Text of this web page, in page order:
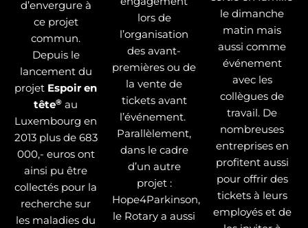
d’envergure à
ce projet
commun.
Depuis le
lancement du
projet Espoir en
tête® au
Luxembourg en
2013 plus de 683
000,- euros ont
ainsi pu être
collectés pour la
recherche sur
les maladies du
lors de
l’organisation
des avant-
premières ou de
la vente de
tickets avant
l’événement.
Parallèlement,
dans le cadre
d’un autre
projet :
Hope4Parkinson,
le Rotary a aussi
le dimanche
matin mais
aussi comme
événement
avec les
collègues de
travail. De
nombreuses
entreprises en
profitent aussi
pour offrir des
tickets à leurs
employés et de